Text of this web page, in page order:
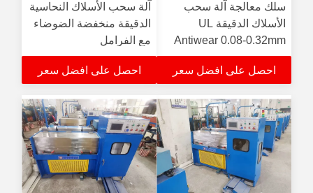
سلك معالجة آلة سحب
الأسلاك الدقيقة UL
Antiwear 0.08-0.32mm
احصل على افضل سعر
آلة سحب الأسلاك النحاسية
الدقيقة منخفضة الضوضاء
مع الفرامل
الكهرومغناطيسية
احصل على افضل سعر